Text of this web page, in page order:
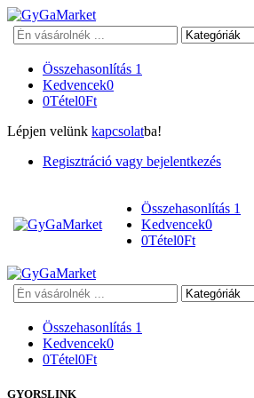
Keresés
Összehasonlítás 1
Kedvencek0
0Tétel0Ft
Lépjen velünk kapcsolatba!
Regisztráció vagy bejelentkezés
Összehasonlítás 1
Kedvencek0
0Tétel0Ft
Keresés
Összehasonlítás 1
Kedvencek0
0Tétel0Ft
GYORSLINK